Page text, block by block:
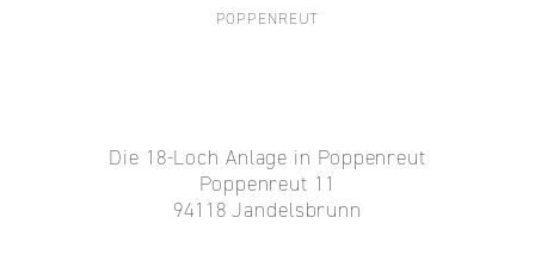
POPPENREUT
Die 18-Loch Anlage in Poppenreut
Poppenreut 11
94118 Jandelsbrunn